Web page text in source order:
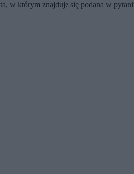
w którym znajduje się podana w